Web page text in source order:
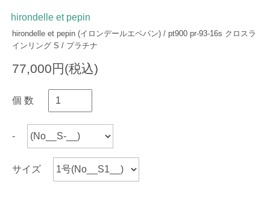
hirondelle et pepin
hirondelle et pepin (イロンデールエペパン) / pt900 pr-93-16s クロスラ
インリング S / プラチナ
77,000円(税込)
個 数
-
サイズ